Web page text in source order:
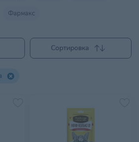
Фармакс
Сортировка